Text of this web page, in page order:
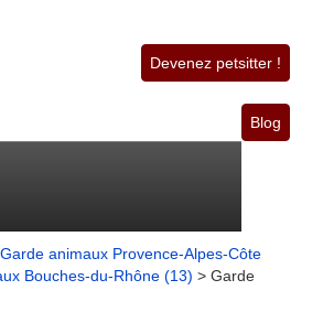
Devenez petsitter !
Blog
Garde animaux Provence-Alpes-Côte
Bouches-du-Rhône (13) > Garde